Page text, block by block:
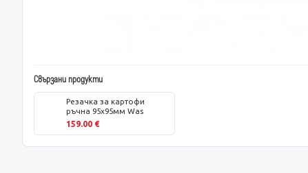
Свързани продукти
Резачка за картофи
ръчна 95х95мм Was
159.00 €